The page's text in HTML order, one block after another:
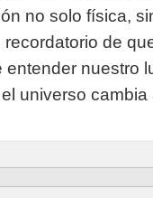
no solo física,
de
entender nuestro
universo